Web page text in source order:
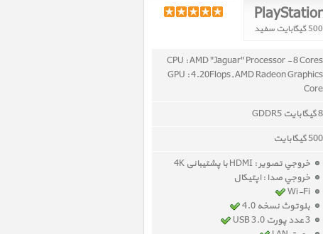
CPU : AMD "Jaguar" Processor - 8 Cores
GPU : 4.20Flops, AMD Radeon Graphics
Core
8 گیگابایت GDDR5
500 گیگابایت
خروجي تصوير : HDMI با پشتیبانی 4K
خروجي صدا : اپتیکال
بلوتوث نسخه 4.0